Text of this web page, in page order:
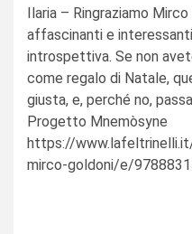
Ilaria – Ringraziamo
affascinanti e
introspettiva. Se non
come regalo di Natale,
giusta, e, perché no,
Progetto Mnemòsyne
https://
mirco-goldoni/e/